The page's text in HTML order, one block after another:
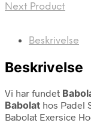
Next Product
Beskrivelse
Beskrivelse
Vi har fundet
Babolat hos Padel
Babolat Exersice